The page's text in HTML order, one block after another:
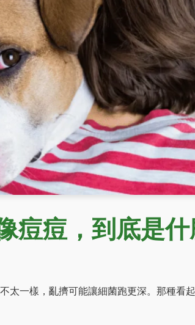
痘痘，到底是
太一樣，亂擠可能讓細菌跑更深。那種看